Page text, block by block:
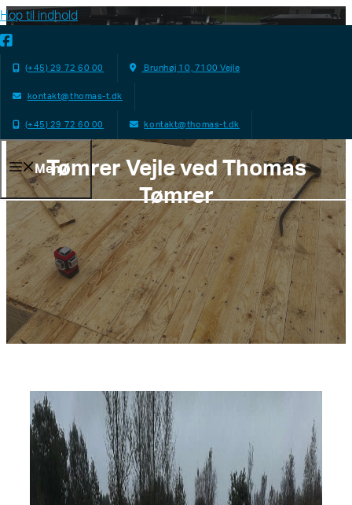
Hop til indhold
(+45) 29 72 60 00 Brunhøj 10, 7100 Vejle
kontakt@thomas-t.dk
(+45) 29 72 60 00 kontakt@thomas-t.dk
Menu
Tømrer Vejle ved Thomas
Tømrer